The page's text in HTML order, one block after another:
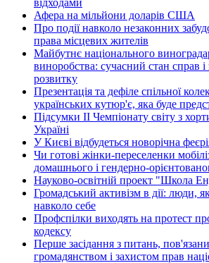
Афера на мільйони доларів США
Про події навколо незаконних
права місцевих жителів
Майбутнє національного
виноробства: сучасний стан справ
розвитку
Презентація та дефіле спільної
українських кутюр'є, яка буде
Підсумки ІІ Чемпіонату світу з
Україні
У Києві відбудеться новорічна
Чи готові жінки-переселенки
домашнього і гендерно-
Науково-освітній проект "Школа
Громадський активізм в дії: люди,
навколо себе
Профспілки виходять на протест
кодексу
Перше засідання з питань,
громадянством і захистом прав